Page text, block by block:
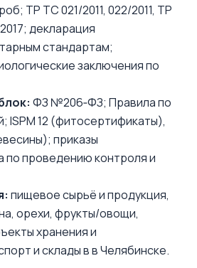
ТР ТС 021/2011, 022/2011, ТР
декларация
стандартам;
заключения по
ФЗ №206‑ФЗ; Правила по
ISPM 12 (фитосертификаты),
приказы
по проведению контроля и
пищевое сырьё и продукция,
орехи, фрукты/овощи,
хранения и
и склады в в Челябинске.